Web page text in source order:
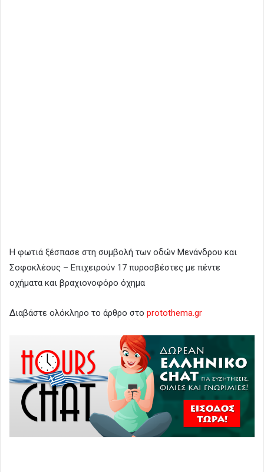
Η φωτιά ξέσπασε στη συμβολή των οδών Μενάνδρου και
Σοφοκλέους – Επιχειρούν 17 πυροσβέστες με πέντε
οχήματα και βραχιονοφόρο όχημα
Διαβάστε ολόκληρο το άρθρο στο protothema.gr